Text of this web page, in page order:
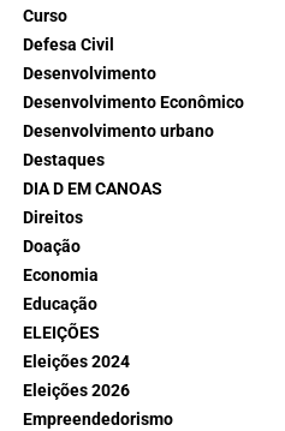
Curso
Defesa Civil
Desenvolvimento
Desenvolvimento Econômico
Desenvolvimento urbano
Destaques
DIA D EM CANOAS
Direitos
Doação
Economia
Educação
ELEIÇÕES
Eleições 2024
Eleições 2026
Empreendedorismo